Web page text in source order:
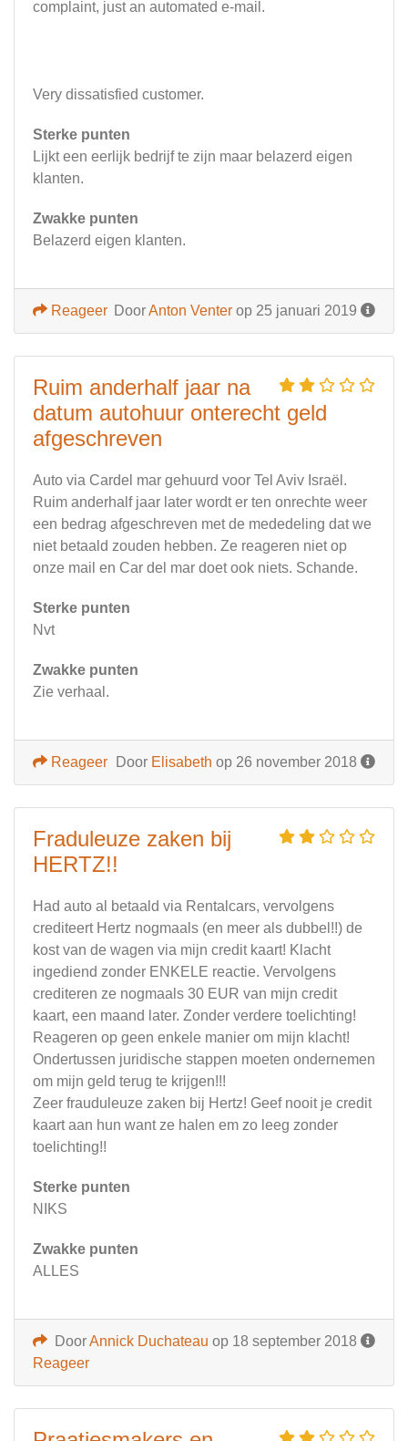
complaint, just an automated e-mail.
Very dissatisfied customer.
Sterke punten
Lijkt een eerlijk bedrijf te zijn maar belazerd eigen
klanten.
Zwakke punten
Belazerd eigen klanten.
DoorAnton Venter op 25 januari 2019
Reageer
Ruim anderhalf jaar na
datum autohuur onterecht geld
afgeschreven
Auto via Cardel mar gehuurd voor Tel Aviv Israël.
Ruim anderhalf jaar later wordt er ten onrechte weer
een bedrag afgeschreven met de mededeling dat we
niet betaald zouden hebben. Ze reageren niet op
onze mail en Car del mar doet ook niets. Schande.
Sterke punten
Nvt
Zwakke punten
Zie verhaal.
Door Elisabeth op 26 november 2018
Reageer
Fraduleuze zaken bij
HERTZ!!
Had auto al betaald via Rentalcars, vervolgens
crediteert Hertz nogmaals (en meer als dubbel!!) de
kost van de wagen via mijn credit kaart! Klacht
ingediend zonder ENKELE reactie. Vervolgens
crediteren ze nogmaals 30 EUR van mijn credit
kaart, een maand later. Zonder verdere toelichting!
Reageren op geen enkele manier om mijn klacht!
Ondertussen juridische stappen moeten ondernemen
om mijn geld terug te krijgen!!!
Zeer frauduleuze zaken bij Hertz! Geef nooit je credit
kaart aan hun want ze halen em zo leeg zonder
toelichting!!
Sterke punten
NIKS
Zwakke punten
ALLES
DoorAnnick Duchateau op 18 september 2018
Reageer